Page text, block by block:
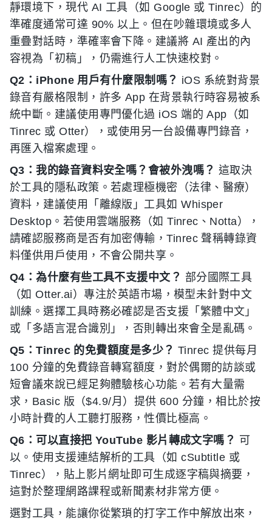
靜環境下，現代 AI 工具（如 Google 或 Tinrec）的
準確度通常可達 90% 以上。但在吵雜環境或多人
重疊對話時，準確率會下降。建議將 AI 產出的內
容視為「初稿」，仍需進行人工快速校對。
Q2：iPhone 用戶有什麼限制嗎？ iOS 系統對背景
錄音有嚴格限制，許多 App 在背景執行時容易被系
統中斷。建議使用專門優化過 iOS 端的 App（如
Tinrec 或 Otter），或使用另一台設備專門錄音，
再匯入檔案處理。
Q3：我的錄音資料安全嗎？會被外洩嗎？ 這取決
於工具的隱私政策。若處理極機密（法律、醫療）
資料，建議使用「離線版」工具如 Whisper
Desktop。若使用雲端服務（如 Tinrec、Notta），
請確認服務商是否有加密傳輸，Tinrec 聲稱轉錄資
料僅供用戶使用，不會公開共享。
Q4：為什麼有些工具不支援中文？ 部分國際工具
（如 Otter.ai）專注於英語市場，模型未針對中文
訓練。選擇工具時務必確認是否支援「繁體中文」
或「多語言混合識別」，否則轉出來會全是亂碼。
Q5：Tinrec 的免費額度是多少？ Tinrec 提供每月
100 分鐘的免費錄音轉寫額度，對於偶爾的訪談或
短會議來說已經足夠體驗核心功能。若有大量需
求，Basic 版（$4.9/月）提供 600 分鐘，相比於按
小時計費的人工聽打服務，性價比極高。
Q6：可以直接把 YouTube 影片轉成文字嗎？ 可
以。使用支援連結解析的工具（如 cSubtitle 或
Tinrec），貼上影片網址即可生成逐字稿與摘要，
這對於整理網路課程或新聞素材非常方便。
選對工具，能讓你從繁瑣的打字工作中解放出來，